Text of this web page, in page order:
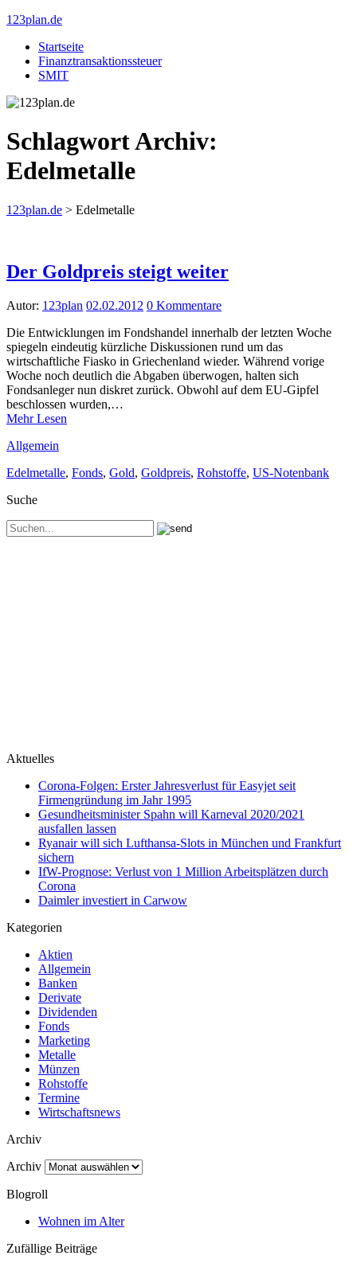
123plan.de
Startseite
Finanztransaktionssteuer
SMIT
Schlagwort Archiv:
Edelmetalle
123plan.de > Edelmetalle
Der Goldpreis steigt weiter
Autor: 123plan 02.02.2012 0 Kommentare
Die Entwicklungen im Fondshandel innerhalb der letzten Woche
spiegeln eindeutig kürzliche Diskussionen rund um das
wirtschaftliche Fiasko in Griechenland wieder. Während vorige
Woche noch deutlich die Abgaben überwogen, halten sich
Fondsanleger nun diskret zurück. Obwohl auf dem EU-Gipfel
beschlossen wurden,…
Mehr Lesen
Allgemein
Edelmetalle, Fonds, Gold, Goldpreis, Rohstoffe, US-Notenbank
Suche
Aktuelles
Corona-Folgen: Erster Jahresverlust für Easyjet seit
Firmengründung im Jahr 1995
Gesundheitsminister Spahn will Karneval 2020/2021
ausfallen lassen
Ryanair will sich Lufthansa-Slots in München und Frankfurt
sichern
IfW-Prognose: Verlust von 1 Million Arbeitsplätzen durch
Corona
Daimler investiert in Carwow
Kategorien
Aktien
Allgemein
Banken
Derivate
Dividenden
Fonds
Marketing
Metalle
Münzen
Rohstoffe
Termine
Wirtschaftsnews
Archiv
Archiv
Blogroll
Wohnen im Alter
Zufällige Beiträge